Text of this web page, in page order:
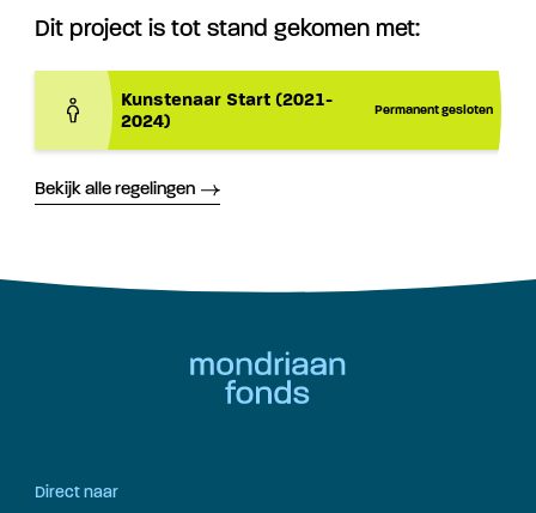
Dit project is tot stand gekomen met:
Kunstenaar Start (2021-
2024)
Permanent gesloten
Bekijk alle regelingen
Direct naar